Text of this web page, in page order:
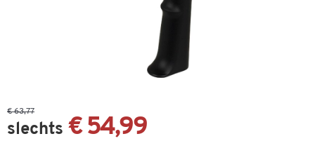
€ 63,77
slechts € 54,99